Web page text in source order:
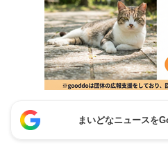
まいどなニュースを